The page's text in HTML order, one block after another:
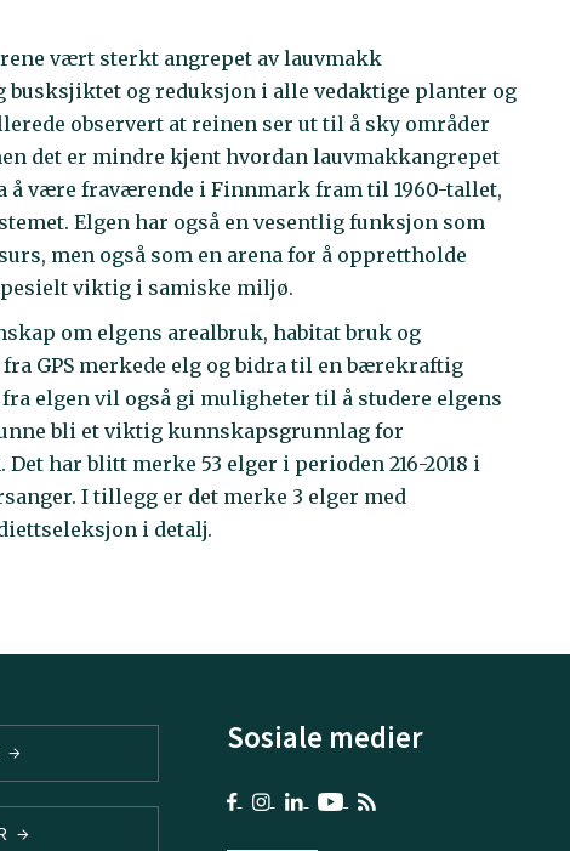
vært sterkt angrepet av lauvmakk
busksjiktet og reduksjon i alle vedaktige planter og
observert at reinen ser ut til å sky områder
det er mindre kjent hvordan lauvmakkangrepet
å være fraværende i Finnmark fram til 1960-tallet,
Elgen har også en vesentlig funksjon som
men også som en arena for å opprettholde
viktig i samiske miljø.
om elgens arealbruk, habitat bruk og
GPS merkede elg og bidra til en bærekraftig
elgen vil også gi muligheter til å studere elgens
bli et viktig kunnskapsgrunnlag for
har blitt merke 53 elger i perioden 216-2018 i
I tillegg er det merke 3 elger med
i detalj.
Sosiale medier